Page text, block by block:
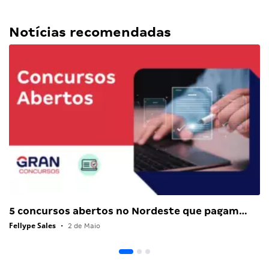
Notícias recomendadas
5 concursos abertos no Nordeste que pagam…
Fellype Sales • 2 de Maio